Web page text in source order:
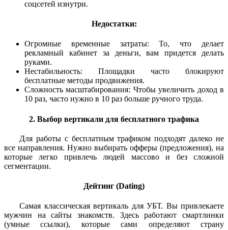
соцсетей изнутри.
Недостатки:
Огромные временные затраты: То, что делает
рекламный кабинет за деньги, вам придется делать
руками.
Нестабильность: Площадки часто блокируют
бесплатные методы продвижения.
Сложность масштабирования: Чтобы увеличить доход в
10 раз, часто нужно в 10 раз больше ручного труда.
2. Выбор вертикали для бесплатного трафика
Для работы с бесплатным трафиком подходят далеко не
все направления. Нужно выбирать офферы (предложения), на
которые легко привлечь людей массово и без сложной
сегментации.
Дейтинг (Dating)
Самая классическая вертикаль для УБТ. Вы привлекаете
мужчин на сайты знакомств. Здесь работают смартлинки
(умные ссылки), которые сами определяют страну